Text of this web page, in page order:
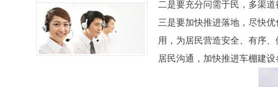
二是要充分问需于民，多渠
三是要加快推进落地，尽快
用，为居民营造安全、有序
居民沟通，加快推进车棚建